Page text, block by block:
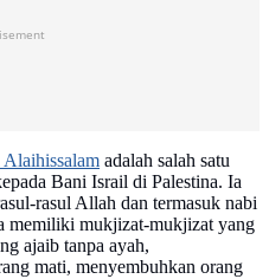
adalah salah satu
Bani Israil di Palestina. Ia
rasul Allah dan termasuk nabi
memiliki mukjizat-mukjizat yang
ajaib tanpa ayah,
mati, menyembuhkan orang